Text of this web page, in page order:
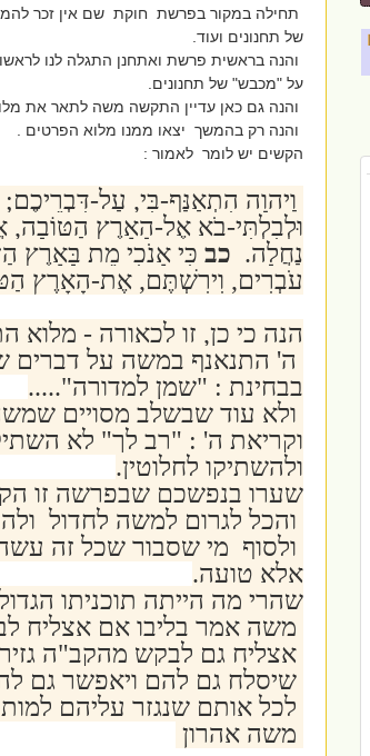
תחילה במקור בפרשת חוקת שם אין זכר
של תחנונים ועוד.
והנה בראשית פרשת ואתחנן התגלה לנו
על "מכבש" של תחנונים.
והנה גם כאן עדיין התקשה משה לתאר את
והנה רק בהמשך יצאו ממנו מלוא הפרטים .
הקשים יש לומר לאמור :
וַיהוָה הִתְאַנַּף-בִּי, עַל-
וּלְבִלְתִּי-בֹא אֶל-הָאָרֶץ הַטּוֹבָה,
נַחֲלָה. כב כִּי אָנֹכִי מֵת בָּאָרֶץ
עֹבְרִים, וִירִשְׁתֶּם, אֶת-הָאָרֶץ
הנה כי כן, זו לכאורה - מלוא
ה' התנאנף במשה על דברים
בבחינת : "שמן למדורה".....
ולא עוד שבשלב מסויים
וקריאת ה' : "רב לך" לא
ולהשתיקו לחלוטין.
שערו בנפשכם שבפרשה זו
והכל לגרום למשה לחדול
ולסוף מי שסבור שכל זה
אלא טועה.
שהרי מה הייתה תוכניתו
משה אמר בליבו אם אצליח
אצליח גם לבקש מהקב"ה
שיסלח גם להם ויאפשר גם
לכל אותם שנגזר עליהם
משה אהרון